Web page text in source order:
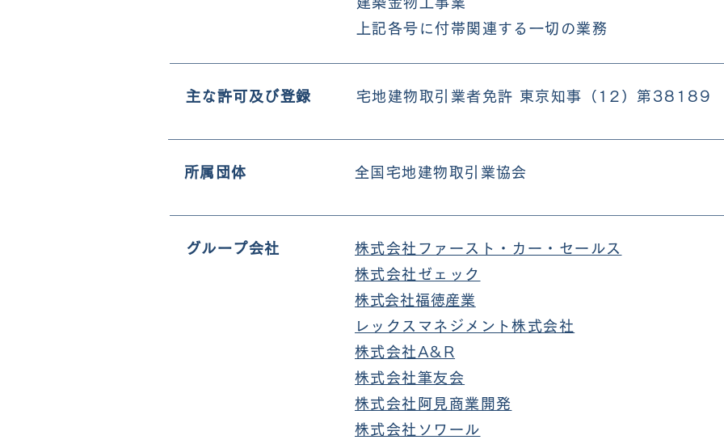
上記各号に付帯関連する一切の業務
主な許可及び登録 宅地建物取引業者免許 東京知事（12）第38189
所属団体 全国宅地建物取引業協会
グループ会社
株式会社ファースト・カー・セールス
株式会社ゼェック
株式会社福徳産業
レックスマネジメント株式会社
株式会社A&R
株式会社筆友会
株式会社阿見商業開発
株式会社ソワール